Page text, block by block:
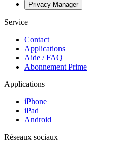
Privacy-Manager
Service
Contact
Applications
Aide / FAQ
Abonnement Prime
Applications
iPhone
iPad
Android
Réseaux sociaux